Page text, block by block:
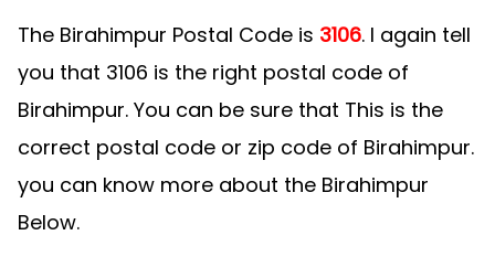
The Birahimpur Postal Code is 3106. I again tell
you that 3106 is the right postal code of
Birahimpur. You can be sure that This is the
correct postal code or zip code of Birahimpur.
you can know more about the Birahimpur
Below.